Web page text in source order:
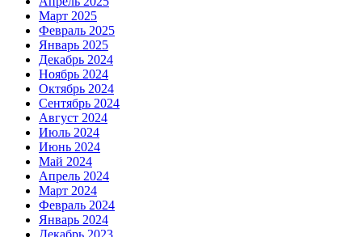
Март 2025
Февраль 2025
Январь 2025
Декабрь 2024
Ноябрь 2024
Октябрь 2024
Сентябрь 2024
Август 2024
Июль 2024
Июнь 2024
Май 2024
Апрель 2024
Март 2024
Февраль 2024
Январь 2024
Декабрь 2023